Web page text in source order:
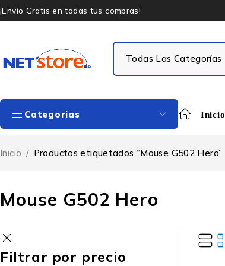
¡Envío Gratis en todas tus compras!
Categorias Inicio
Mouse G502 Hero
Inicio / Productos etiquetados “Mouse G502 Hero”
Filtrar por precio